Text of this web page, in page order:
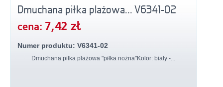
Dmuchana piłka plażowa... V6341-02
cena: 7,42 zł
Numer produktu: V6341-02
Dmuchana piłka plażowa "piłka nożna"Kolor: biały -...